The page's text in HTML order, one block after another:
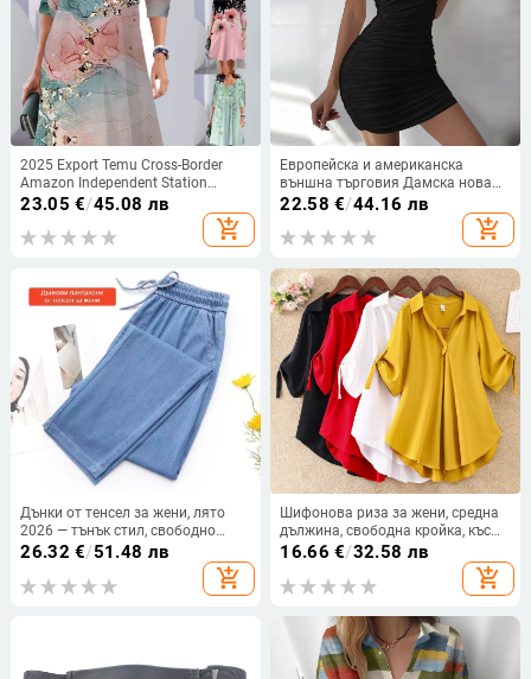
2025 Export Temu Cross-Border
Amazon Independent Station
Пролетна и есенна модна рокля с
дълъг ръкав и кръгло деколте с
щампа
23.05 €/45.08 лв
add_shopping_cart
Европейска и американска
външна търговия Дамска нова
рокля Лятна секси мини пола с
безгръбначна рокля за нощен
клуб Черна рокля на ханша
22.58 €/44.16 лв
add_shopping_cart
Дънки от тенсел за жени, лято
2026 — тънък стил, свободно
падащи, висока талия, широки
крачоли, подходящи за нисък
ръст
26.32 €/51.48 лв
add_shopping_cart
Шифонова риза за жени, средна
дължина, свободна кройка, къс
ръкав, едноцветна, полиестер
16.66 €/32.58 лв
add_shopping_cart